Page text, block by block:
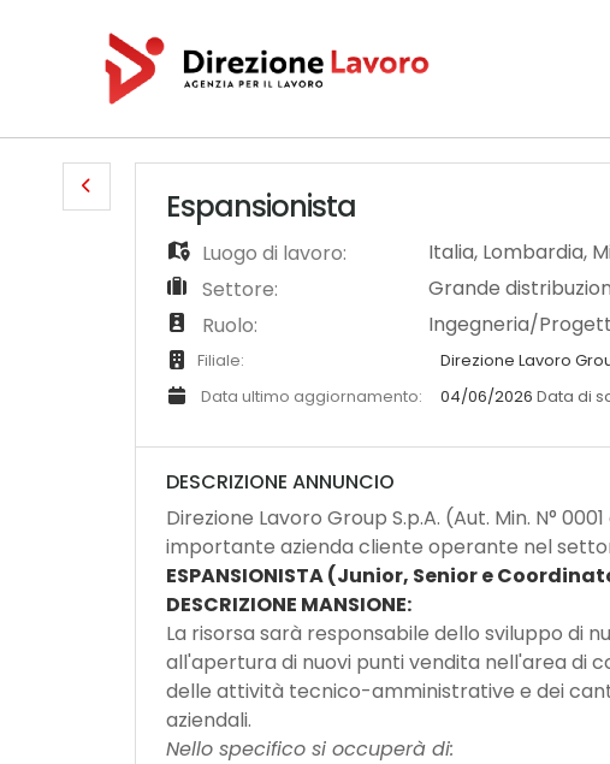
Espansionista
Luogo di lavoro: Italia, Lombardia,
Settore:
Grande
Ruolo:
Ingegneria/
Filiale:
Direzione Lavoro
Data ultimo aggiornamento:
04/06/2026 Data di
DESCRIZIONE ANNUNCIO
Direzione Lavoro Group S.p.A. (Aut. Min. N°
importante azienda cliente operante nel
ESPANSIONISTA (Junior, Senior e
DESCRIZIONE MANSIONE:
La risorsa sarà responsabile dello sviluppo di
all'apertura di nuovi punti vendita nell'area di
delle attività tecnico-amministrative e dei
aziendali.
Nello specifico si occuperà di: